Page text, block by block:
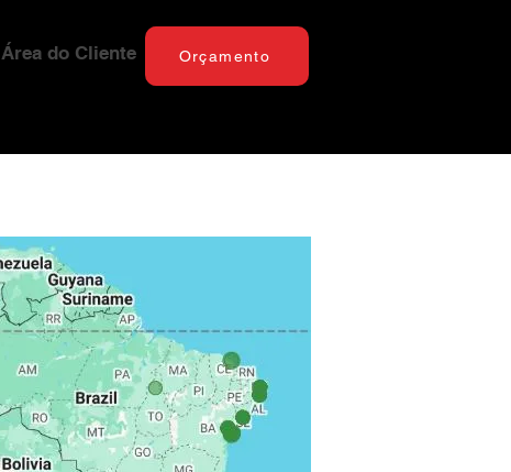
Área do Cliente Orçamento